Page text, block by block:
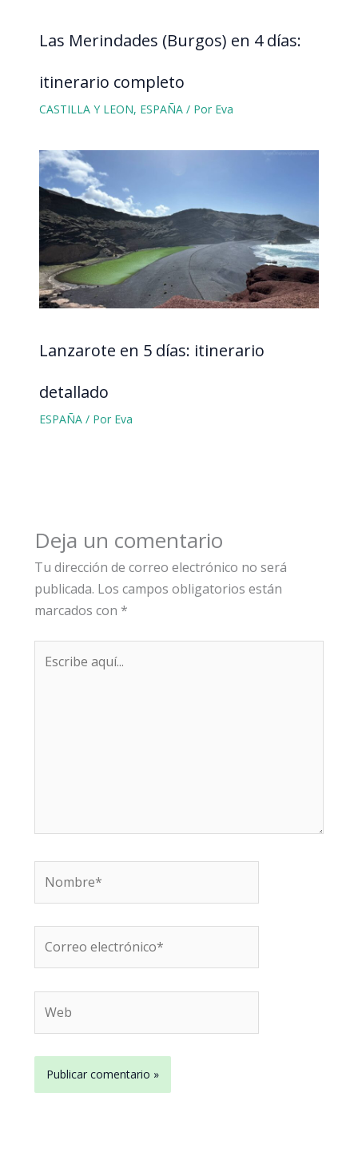
Las Merindades (Burgos) en 4 días:
itinerario completo
CASTILLA Y LEON, ESPAÑA/ Por Eva
Lanzarote en 5 días: itinerario
detallado
ESPAÑA/ Por Eva
Deja un comentario
Tu dirección de correo electrónico no será
publicada. Los campos obligatorios están
marcados con *
aquí...
electrónico*